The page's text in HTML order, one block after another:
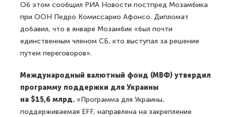
Об этом сообщил РИА Новости постпред Мозамбика
при ООН Педро Комиссарио Афонсо. Дипломат
добавил, что в январе Мозамбик «был почти
единственным членом СБ, кто выступал за решение
путем переговоров».
Международный валютный фонд (МВФ) утвердил
программу поддержки для Украины
на $15,6 млрд. «Программа для Украины,
поддерживаемая EFF, направлена на закрепление